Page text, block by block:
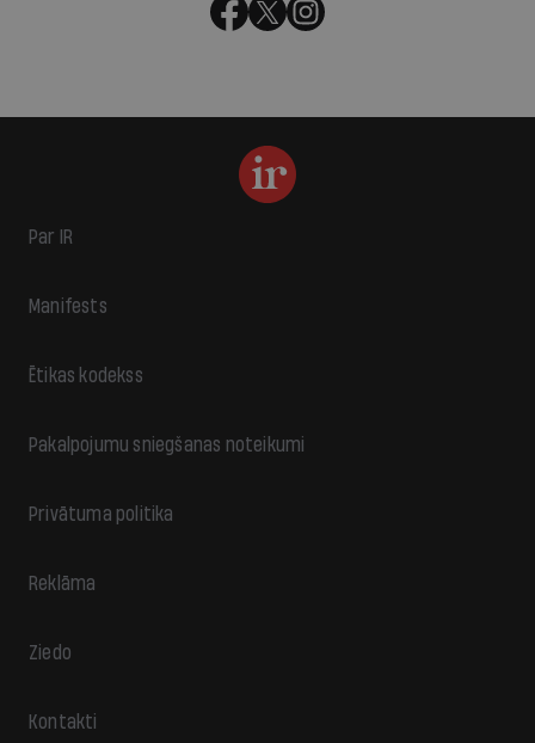
Par IR
Manifests
Ētikas kodekss
Pakalpojumu sniegšanas noteikumi
Privātuma politika
Reklāma
Ziedo
Kontakti